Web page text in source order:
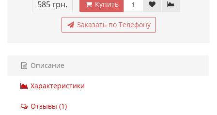
585 грн. Купить
Заказать по Телефону
Описание
Характеристики
Отзывы (1)